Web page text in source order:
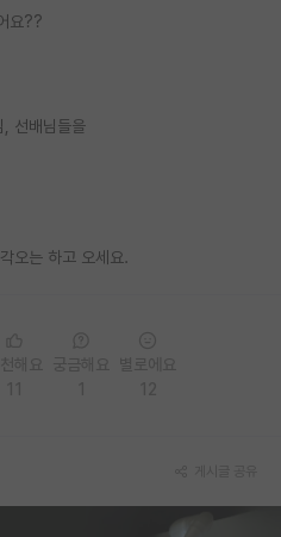
요??
, 선배님들을
오는 하고 오세요.